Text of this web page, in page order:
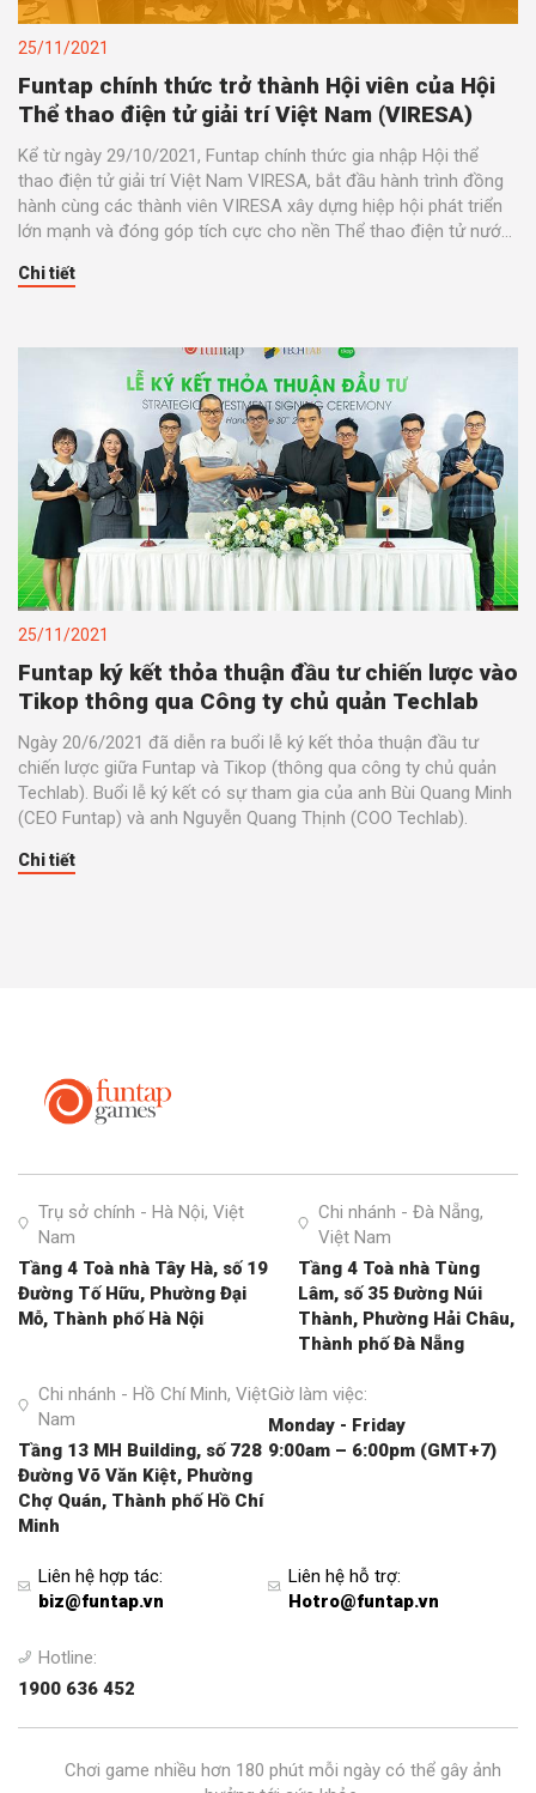
25/11/2021
Funtap chính thức trở thành Hội viên của Hội
Thể thao điện tử giải trí Việt Nam (VIRESA)
Kể từ ngày 29/10/2021, Funtap chính thức gia nhập Hội thể
thao điện tử giải trí Việt Nam VIRESA, bắt đầu hành trình đồng
hành cùng các thành viên VIRESA xây dựng hiệp hội phát triển
lớn mạnh và đóng góp tích cực cho nền Thể thao điện tử nước
Chi tiết
25/11/2021
Funtap ký kết thỏa thuận đầu tư chiến lược vào
Tikop thông qua Công ty chủ quản Techlab
Ngày 20/6/2021 đã diễn ra buổi lễ ký kết thỏa thuận đầu tư
chiến lược giữa Funtap và Tikop (thông qua công ty chủ quản
Techlab). Buổi lễ ký kết có sự tham gia của anh Bùi Quang Minh
(CEO Funtap) và anh Nguyễn Quang Thịnh (COO Techlab).
Chi tiết
Trụ sở chính - Hà Nội, Việt
Nam
Tầng 4 Toà nhà Tây Hà, số 19
Đường Tố Hữu, Phường Đại
Mỗ, Thành phố Hà Nội
Chi nhánh - Đà Nẵng,
Việt Nam
Tầng 4 Toà nhà Tùng
Lâm, số 35 Đường Núi
Thành, Phường Hải Châu,
Thành phố Đà Nẵng
Chi nhánh - Hồ Chí Minh, Việt
Nam
Tầng 13 MH Building, số 728
Đường Võ Văn Kiệt, Phường
Chợ Quán, Thành phố Hồ Chí
Minh
Giờ làm việc:
Monday - Friday
9:00am – 6:00pm (GMT+7)
Liên hệ hợp tác:
biz@funtap.vn
Liên hệ hỗ trợ:
Hotro@funtap.vn
Hotline:
1900 636 452
Chơi game nhiều hơn 180 phút mỗi ngày có thể gây ảnh